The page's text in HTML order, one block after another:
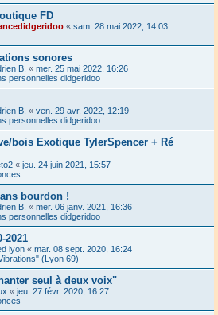
FD
« sam. 28 mai 2022, 14:03
sonores
B. « mer. 25 mai 2022, 16:26
personnelles didgeridoo
B. « ven. 29 avr. 2022, 12:19
personnelles didgeridoo
bois Exotique TylerSpencer + Ré
« jeu. 24 juin 2021, 15:57
bourdon !
B. « mer. 06 janv. 2021, 16:36
personnelles didgeridoo
2021
lyon « mar. 08 sept. 2020, 16:24
(Lyon 69)
seul à deux voix"
« jeu. 27 févr. 2020, 16:27